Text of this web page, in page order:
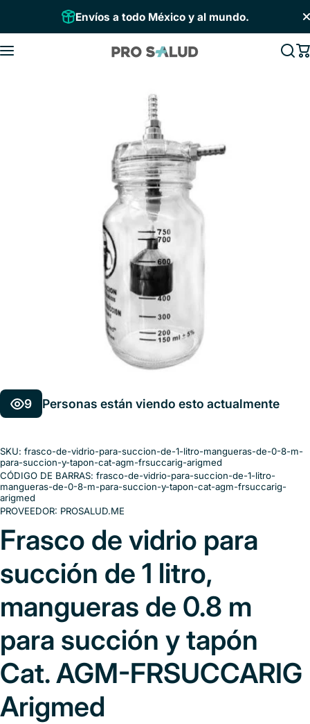
Saltar al contenido
Envíos a todo México y al mundo.
9 Personas están viendo esto actualmente
SKU: frasco-de-vidrio-para-succion-de-1-litro-mangueras-de-0-8-m-
para-succion-y-tapon-cat-agm-frsuccarig-arigmed
CÓDIGO DE BARRAS: frasco-de-vidrio-para-succion-de-1-litro-
mangueras-de-0-8-m-para-succion-y-tapon-cat-agm-frsuccarig-
arigmed
PROVEEDOR: PROSALUD.ME
Frasco de vidrio para
succión de 1 litro,
mangueras de 0.8 m
para succión y tapón
Cat. AGM-FRSUCCARIG
Arigmed